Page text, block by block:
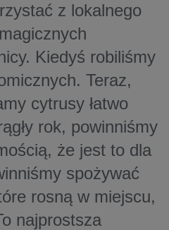
z lokalnego
Kiedyś robiliśmy
Teraz,
cytrusy łatwo
rok, powinniśmy
że jest to dla
spożywać
rosną w miejscu,
najprostsza